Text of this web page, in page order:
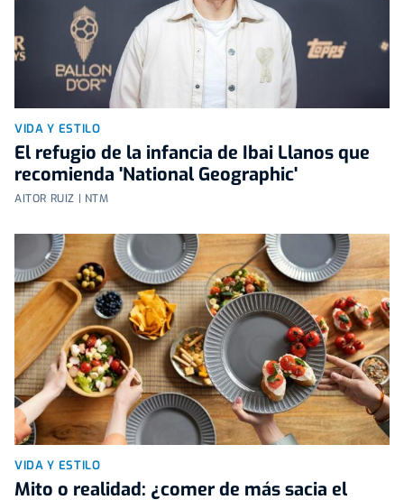
VIDA Y ESTILO
El refugio de la infancia de Ibai Llanos que
recomienda 'National Geographic'
AITOR RUIZ | NTM
VIDA Y ESTILO
Mito o realidad: ¿comer de más sacia el